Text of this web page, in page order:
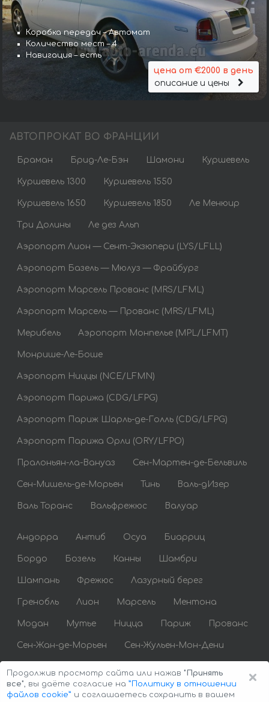
Коробка передач – Автомат
Количество мест – 4
Навигация – есть
цена от €2000 в день
описание и цены
АВТОПРОКАТ ВО ФРАНЦИИ
Браман Брид-Ле-Бэн Шамони Куршевель
Куршевель 1300 Куршевель 1550
Куршевель 1650 Куршевель 1850 Ле Менюир
Три Долины Ле дез Альп
Аэропорт Лион — Сент-Экзюпери (LYS/LFLL)
Аэропорт Базель — Мюлуз — Фрайбург
Аэропорт Марсель Прованс (MRS/LFML)
Аэропорт Марсель — Прованс (MRS/LFML)
Мерибель Аэропорт Монпелье (MPL/LFMT)
Монрише-Ле-Боше
Аэропорт Ниццы (NCE/LFMN)
Аэропорт Парижа (CDG/LFPG)
Аэропорт Париж Шарль-де-Голль (CDG/LFPG)
Аэропорт Парижа Орли (ORY/LFPO)
Пралоньян-ла-Вануаз Сен-Мартен-де-Бельвиль
Сен-Мишель-де-Морьен Тинь Валь-дИзер
Валь Торанс Вальфрежюс Валуар
Андорра Антиб Осуа Биарриц
Бордо Бозель Канны Шамбри
Шампань Фрежюс Лазурный берег
Гренобль Лион Марсель Ментона
Модан Мутье Ницца Париж Прованс
Сен-Жан-де-Морьен Сен-Жульен-Мон-Дени
×
Продолжив просмотр сайта или нажав "Принять
все", вы даёте согласие на ”Политику в отношении
файлов cookie” и соглашаетесь сохранить в вашем